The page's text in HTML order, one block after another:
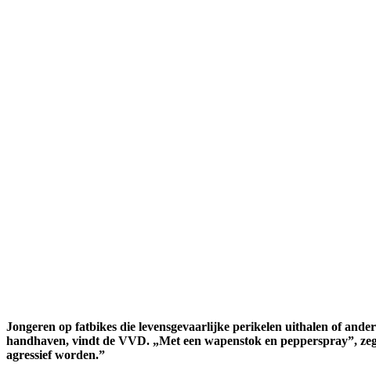
Jongeren op fatbikes die levensgevaarlijke perikelen uithalen of
handhaven, vindt de VVD. „Met een wapenstok en pepperspray”,
agressief worden.”